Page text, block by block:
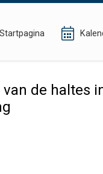
Startpagina
van de